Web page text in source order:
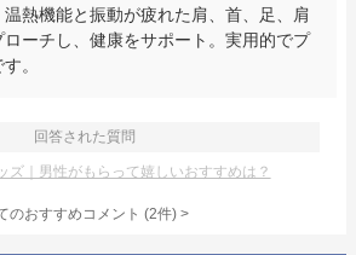
熱機能と振動が疲れた肩、首、足、肩
ーチし、健康をサポート。実用的でプ
。
回答された質問
ズ｜男性がもらって嬉しいおすすめは？
のおすすめコメント (2件) >